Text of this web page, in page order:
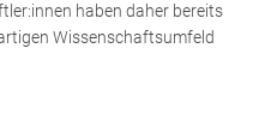
haben daher bereits
Wissenschaftsumfeld